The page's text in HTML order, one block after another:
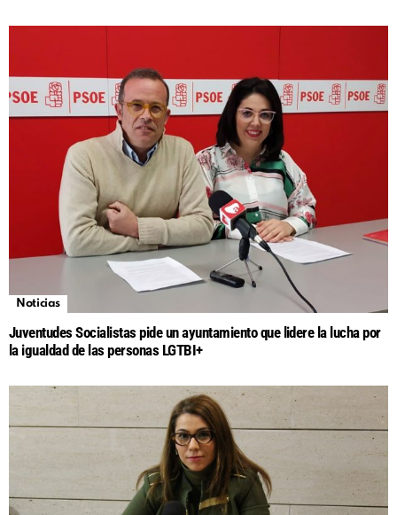
Noticias
Juventudes Socialistas pide un ayuntamiento que lidere la lucha por
la igualdad de las personas LGTBI+